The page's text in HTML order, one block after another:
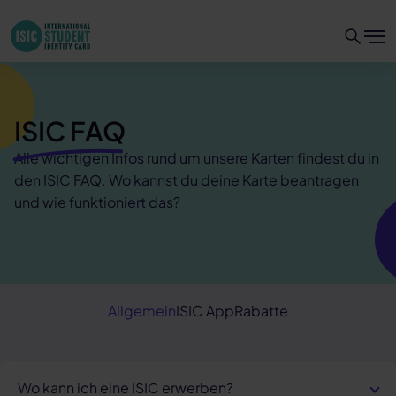
ISIC FAQ
Alle wichtigen Infos rund um unsere Karten findest du in
den ISIC FAQ. Wo kannst du deine Karte beantragen
und wie funktioniert das?
AllgemeinISIC AppRabatte
Wo kann ich eine ISIC erwerben?